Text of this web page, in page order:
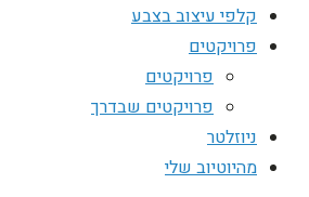
קלפי עיצוב בצבע
פרויקטים
פרויקטים
פרויקטים שבדרך
ניוזלטר
מהיוטיוב שלי